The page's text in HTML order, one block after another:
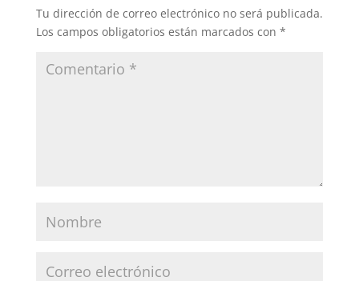
Tu dirección de correo electrónico no será publicada.
Los campos obligatorios están marcados con *